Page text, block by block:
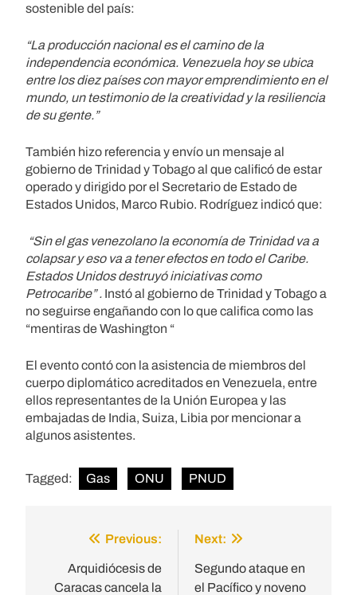
sostenible del país:
“La producción nacional es el camino de la
independencia económica. Venezuela hoy se ubica
entre los diez países con mayor emprendimiento en el
mundo, un testimonio de la creatividad y la resiliencia
de su gente.”
También hizo referencia y envío un mensaje al
gobierno de Trinidad y Tobago al que calificó de estar
operado y dirigido por el Secretario de Estado de
Estados Unidos, Marco Rubio. Rodríguez indicó que:
“Sin el gas venezolano la economía de Trinidad va a
colapsar y eso va a tener efectos en todo el Caribe.
Estados Unidos destruyó iniciativas como
Petrocaribe” . Instó al gobierno de Trinidad y Tobago a
no seguirse engañando con lo que califica como las
“mentiras de Washington “
El evento contó con la asistencia de miembros del
cuerpo diplomático acreditados en Venezuela, entre
ellos representantes de la Unión Europea y las
embajadas de India, Suiza, Libia por mencionar a
algunos asistentes.
Tagged: Gas ONU PNUD
navigation
Previous:
Arquidiócesis de
Caracas cancela la
Next:
Segundo ataque en
el Pacífico y noveno